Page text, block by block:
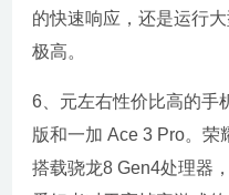
的快速响应，还是运行
极高。
6、元左右性价比高的手
版和一加 Ace 3 Pro。荣
搭载骁龙8 Gen4处理器